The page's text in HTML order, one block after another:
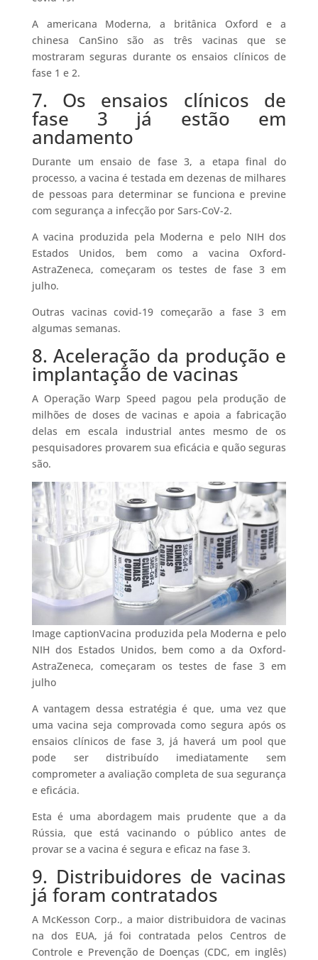
A americana Moderna, a britânica Oxford e a
chinesa CanSino são as três vacinas que se
mostraram seguras durante os ensaios clínicos de
fase 1 e 2.
7. Os ensaios clínicos de
fase 3 já estão em
andamento
Durante um ensaio de fase 3, a etapa final do
processo, a vacina é testada em dezenas de milhares
de pessoas para determinar se funciona e previne
com segurança a infecção por Sars-CoV-2.
A vacina produzida pela Moderna e pelo NIH dos
Estados Unidos, bem como a vacina Oxford-
AstraZeneca, começaram os testes de fase 3 em
julho.
Outras vacinas covid-19 começarão a fase 3 em
algumas semanas.
8. Aceleração da produção e
implantação de vacinas
A Operação Warp Speed pagou pela produção de
milhões de doses de vacinas e apoia a fabricação
delas em escala industrial antes mesmo de os
pesquisadores provarem sua eficácia e quão seguras
são.
Image captionVacina produzida pela Moderna e pelo
NIH dos Estados Unidos, bem como a da Oxford-
AstraZeneca, começaram os testes de fase 3 em
julho
A vantagem dessa estratégia é que, uma vez que
uma vacina seja comprovada como segura após os
ensaios clínicos de fase 3, já haverá um pool que
pode ser distribuído imediatamente sem
comprometer a avaliação completa de sua segurança
e eficácia.
Esta é uma abordagem mais prudente que a da
Rússia, que está vacinando o público antes de
provar se a vacina é segura e eficaz na fase 3.
9. Distribuidores de vacinas
já foram contratados
A McKesson Corp., a maior distribuidora de vacinas
na dos EUA, já foi contratada pelos Centros de
Controle e Prevenção de Doenças (CDC, em inglês)